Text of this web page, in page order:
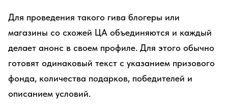
Для проведения такого гива блогеры или
магазины со схожей ЦА объединяются и каждый
делает анонс в своем профиле. Для этого обычно
готовят одинаковый текст с указанием призового
фонда, количества подарков, победителей и
описанием условий.